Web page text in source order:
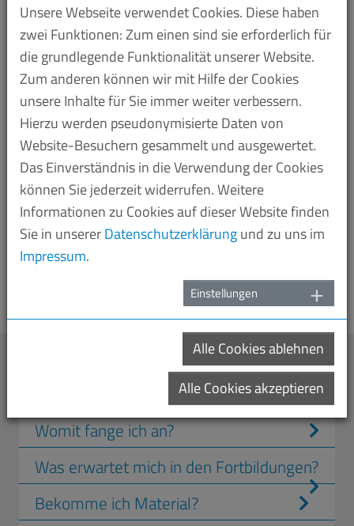
Grundschuleim Saarland.
… finden unsere Fortbildungen anausgewählten
Veranstaltungsortenim Saarland.
… sind alle unsere Fortbildungenanerkannte BCS-
Fortbildungen.
… erhalten Sie in unseren Fortbildungen kostenfrei
Kaffee, Kaltgetränkesowie einenImbiss bzw.
Mittagessen.
… erhalten Sie eineTeilnahmebescheinigung
oder im Nachgang per Email übersandt
… sind unsere Fortbildungen für pädagogische Fach-
und Lehrkräfte der saarländischen Kitas, Horte und
Womit fange ich an?
Was erwartet mich in den Fortbildungen?
Bekomme ich Material?
Unsere Webseite verwendet Cookies. Diese haben
zwei Funktionen: Zum einen sind sie erforderlich für
die grundlegende Funktionalität unserer Website.
Zum anderen können wir mit Hilfe der Cookies
unsere Inhalte für Sie immer weiter verbessern.
Hierzu werden pseudonymisierte Daten von
Website-Besuchern gesammelt und ausgewertet.
Das Einverständnis in die Verwendung der Cookies
können Sie jederzeit widerrufen. Weitere
Informationen zu Cookies auf dieser Website finden
Sie in unsererDatenschutzerklärungund zu uns im
Impressum.
Einstellungen
Alle Cookies ablehnen
Alle Cookies akzeptieren